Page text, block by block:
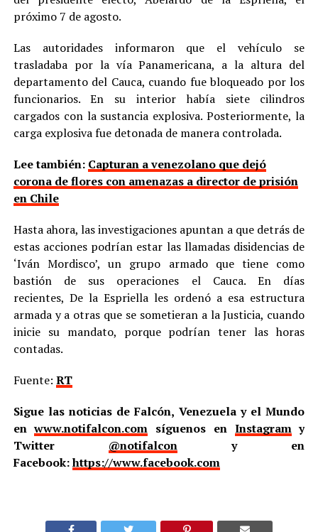
próximo 7 de agosto.
Las autoridades informaron que el vehículo se
trasladaba por la vía Panamericana, a la altura del
departamento del Cauca, cuando fue bloqueado por los
funcionarios. En su interior había siete cilindros
cargados con la sustancia explosiva. Posteriormente, la
carga explosiva fue detonada de manera controlada.
Lee también: Capturan a venezolano que dejó
corona de flores con amenazas a director de prisión
en Chile
Hasta ahora, las investigaciones apuntan a que detrás de
estas acciones podrían estar las llamadas disidencias de
‘Iván Mordisco’, un grupo armado que tiene como
bastión de sus operaciones el Cauca. En días
recientes, De la Espriella les ordenó a esa estructura
armada y a otras que se sometieran a la Justicia, cuando
inicie su mandato, porque podrían tener las horas
contadas.
Fuente: RT
Sigue las noticias de Falcón, Venezuela y el Mundo
enwww.notifalcon.com síguenos en Instagramy
Twitter @notifalcony en
Facebook:https://www.facebook.com